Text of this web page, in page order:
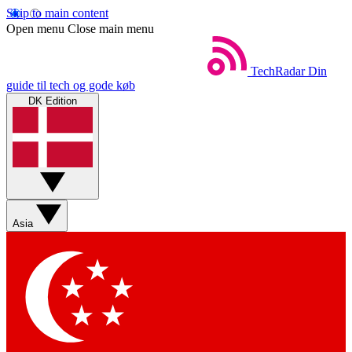
Skip to main content
Open menu Close main menu
TechRadar Din
guide til tech og gode køb
DK Edition
Asia